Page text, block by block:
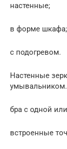
настенные;
в форме шкафа;
с подогревом.
Настенные
умывальником.
бра с одной
встроенные